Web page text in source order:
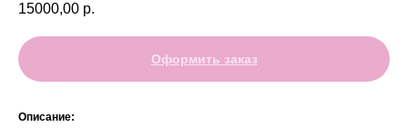
15000,00 р.
Оформить заказ
Описание: